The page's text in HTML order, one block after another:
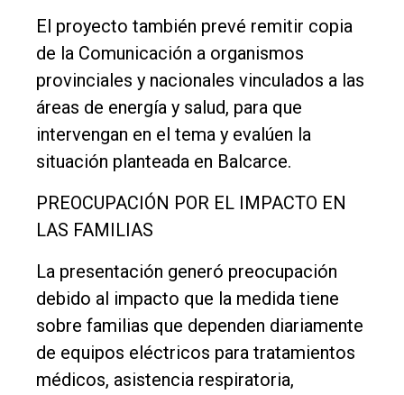
El proyecto también prevé remitir copia
de la Comunicación a organismos
provinciales y nacionales vinculados a las
áreas de energía y salud, para que
intervengan en el tema y evalúen la
situación planteada en Balcarce.
PREOCUPACIÓN POR EL IMPACTO EN
LAS FAMILIAS
La presentación generó preocupación
debido al impacto que la medida tiene
sobre familias que dependen diariamente
de equipos eléctricos para tratamientos
médicos, asistencia respiratoria,